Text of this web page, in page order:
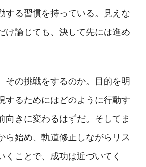
する習慣を持っている。見えな
け論じても、決して先には進め
その挑戦をするのか。目的を明
するためにはどのように行動す
向きに変わるはずだ。そしてま
ら始め、軌道修正しながらリス
くことで、成功は近づいてく